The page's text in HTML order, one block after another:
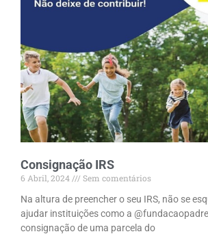
Consignação IRS
6 Abril, 2024
Sem comentários
Na altura de preencher o seu IRS, não se
ajudar instituições como a
consignação de uma parcela do